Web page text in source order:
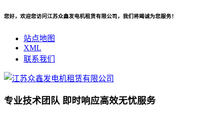
您好，欢迎您访问江苏众鑫发电机租赁有限公司，我们将竭诚为您服务！
站点地图
XML
联系我们
专业技术团队 即时响应高效无忧服务